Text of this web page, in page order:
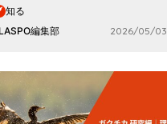
知る
編集部
2026/05/03